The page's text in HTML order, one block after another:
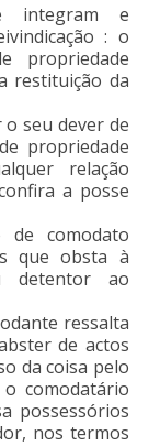
integram e
: o
propriedade
restituição da
seu dever de
propriedade
relação
a posse
comodato
que obsta à
detentor ao
ressalta
de actos
da coisa pelo
comodatário
possessórios
nos termos